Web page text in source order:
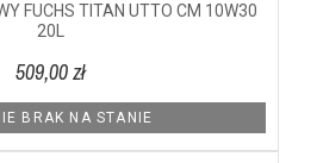
FUCHS TITAN UTTO CM 10W30
20L
509,00 zł
BRAK NA STANIE